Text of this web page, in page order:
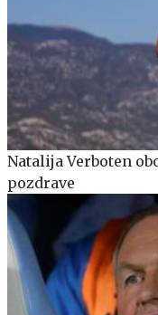
Natalija Verboten
pozdrave